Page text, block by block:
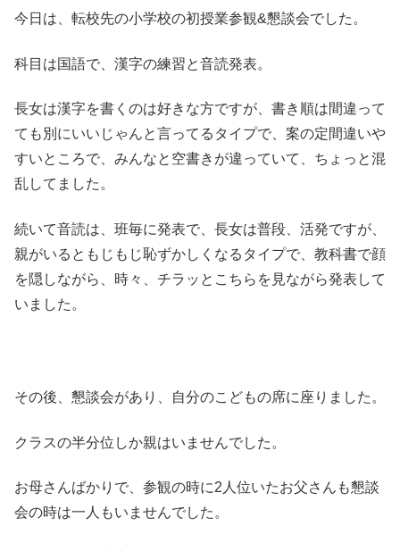
今日は、転校先の小学校の初授業参観&懇談会でした。
科目は国語で、漢字の練習と音読発表。
長女は漢字を書くのは好きな方ですが、書き順は間違って
ても別にいいじゃんと言ってるタイプで、案の定間違いや
すいところで、みんなと空書きが違っていて、ちょっと混
乱してました。
続いて音読は、班毎に発表で、長女は普段、活発ですが、
親がいるともじもじ恥ずかしくなるタイプで、教科書で顔
を隠しながら、時々、チラッとこちらを見ながら発表して
いました。
その後、懇談会があり、自分のこどもの席に座りました。
クラスの半分位しか親はいませんでした。
お母さんばかりで、参観の時に2人位いたお父さんも懇談
会の時は一人もいませんでした。